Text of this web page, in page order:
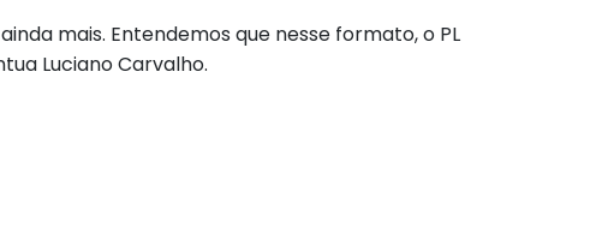
mais. Entendemos que nesse formato, o PL
Luciano Carvalho.